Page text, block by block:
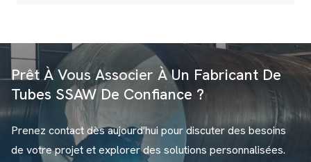
pétrolières, gazières, hydrauliques et électriques...
Prêt À Vous Associer À Un Fabricant De
Tubes SSAW De Confiance ?
Prenez contact dès aujourd'hui pour discuter des besoins
de votre projet et explorer des solutions personnalisées.